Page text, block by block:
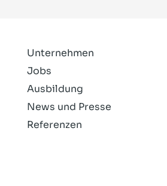
Unternehmen
Jobs
Ausbildung
News und Presse
Referenzen